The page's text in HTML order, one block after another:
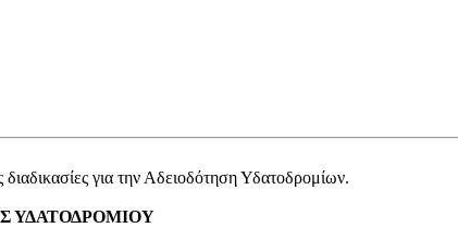
για την Αδειοδότηση Υδατοδρομίων.
ΥΔΑΤΟΔΡΟΜΙΟΥ